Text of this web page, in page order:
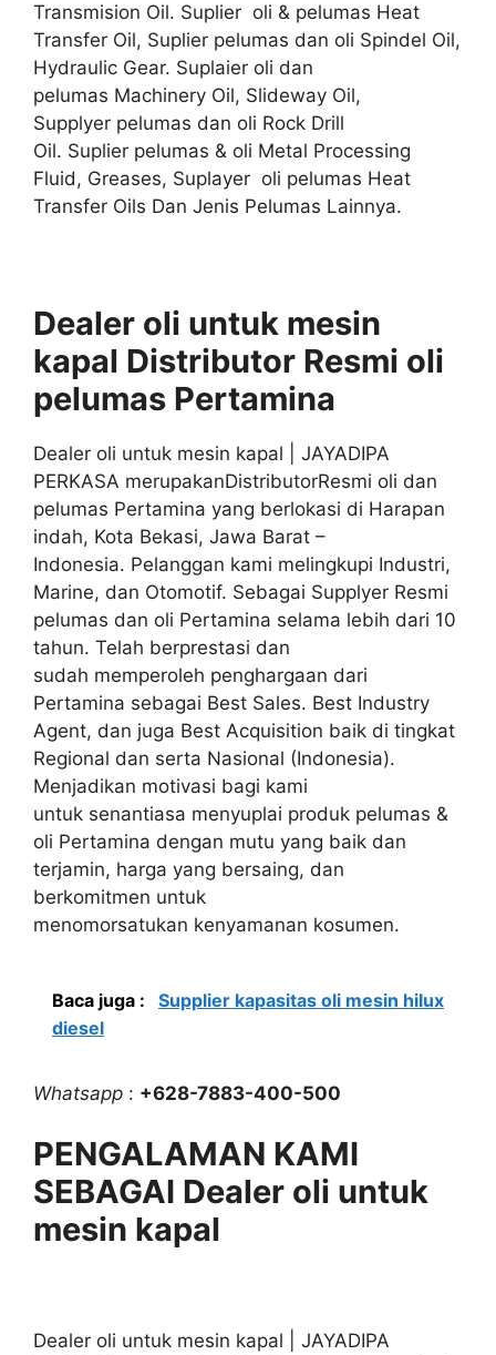
Transmision Oil. Suplier oli & pelumas Heat
Transfer Oil, Suplier pelumas dan oli Spindel Oil,
Hydraulic Gear. Suplaier oli dan
pelumas Machinery Oil, Slideway Oil,
Supplyer pelumas dan oli Rock Drill
Oil. Suplier pelumas & oli Metal Processing
Fluid, Greases, Suplayer oli pelumas Heat
Transfer Oils Dan Jenis Pelumas Lainnya.
Dealer oli untuk mesin
kapal Distributor Resmi oli
pelumas Pertamina
Dealer oli untuk mesin kapal | JAYADIPA
PERKASA merupakanDistributorResmi oli dan
pelumas Pertamina yang berlokasi di Harapan
indah, Kota Bekasi, Jawa Barat –
Indonesia. Pelanggan kami melingkupi Industri,
Marine, dan Otomotif. Sebagai Supplyer Resmi
pelumas dan oli Pertamina selama lebih dari 10
tahun. Telah berprestasi dan
sudah memperoleh penghargaan dari
Pertamina sebagai Best Sales. Best Industry
Agent, dan juga Best Acquisition baik di tingkat
Regional dan serta Nasional (Indonesia).
Menjadikan motivasi bagi kami
untuk senantiasa menyuplai produk pelumas &
oli Pertamina dengan mutu yang baik dan
terjamin, harga yang bersaing, dan
berkomitmen untuk
menomorsatukan kenyamanan kosumen.
Baca juga :
Supplier kapasitas oli mesin hilux
diesel
Whatsapp : +628-7883-400-500
PENGALAMAN KAMI
SEBAGAI Dealer oli untuk
mesin kapal
Dealer oli untuk mesin kapal | JAYADIPA